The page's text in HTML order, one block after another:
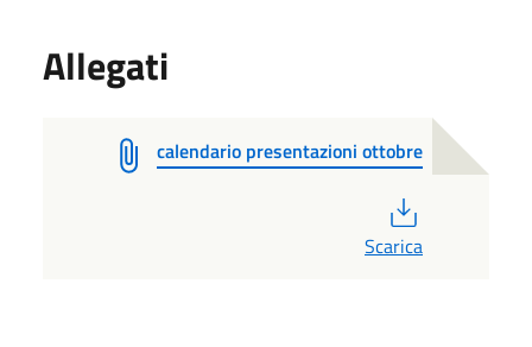
Allegati
calendario presentazioni ottobre
Scarica